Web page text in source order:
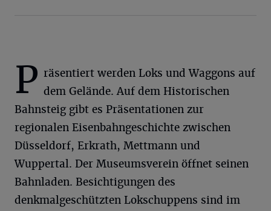
P räsentiert werden Loks und Waggons auf
dem Gelände. Auf dem Historischen
Bahnsteig gibt es Präsentationen zur
regionalen Eisenbahngeschichte zwischen
Düsseldorf, Erkrath, Mettmann und
Wuppertal. Der Museumsverein öffnet seinen
Bahnladen. Besichtigungen des
denkmalgeschützten Lokschuppens sind im